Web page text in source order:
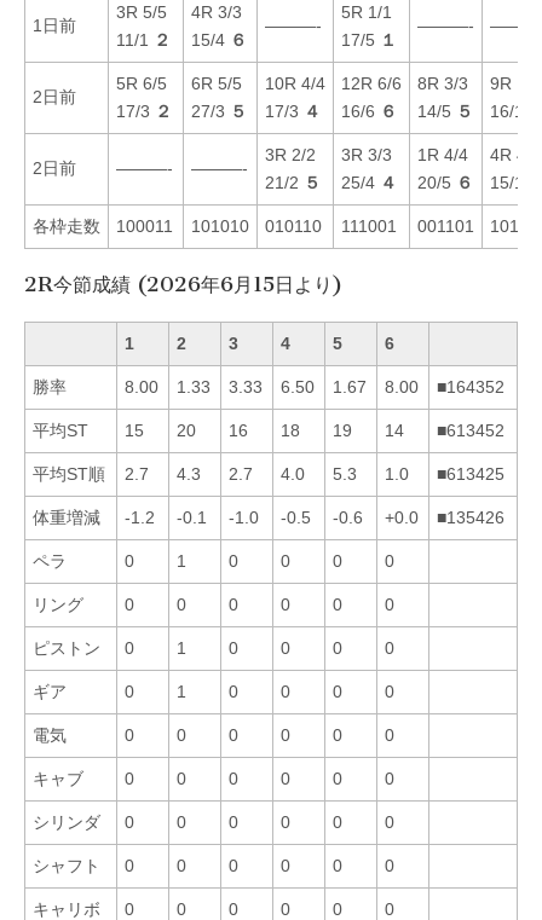
1日前
3R 5/5
11/1
２
4R 3/3
15/4 ６
———-
5R 1/1
17/5 １
———-
2日前
5R 6/5
17/3 ２
6R 5/5
27/3 ５
10R 4/4
17/3 ４
12R 6/6
16/6 ６
8R 3/3
14/5 ５
9R 1/1
16/1
2日前 ———- ———-
3R 2/2
21/2 ５
3R 3/3
25/4 ４
1R 4/4
20/5 ６
4R 4/4
15/1
各枠走数 100011 101010 010110 111001 001101
2R今節成績 (2026年6月15日より)
1 2 3 4 5 6
勝率 8.00 1.33 3.33 6.50 1.67 8.00 ■164352
平均ST 15 20 16 18 19 14 ■613452
平均ST順 2.7 4.3 2.7 4.0 5.3 1.0 ■613425
体重増減 -1.2 -0.1 -1.0 -0.5 -0.6 +0.0 ■135426
ペラ 0 1 0 0 0 0
リング 0 0 0 0 0 0
ピストン 0 1 0 0 0 0
ギア 0 1 0 0 0 0
電気 0 0 0 0 0 0
キャブ 0 0 0 0 0 0
シリンダ 0 0 0 0 0 0
シャフト 0 0 0 0 0 0
キャリボ 0 0 0 0 0 0